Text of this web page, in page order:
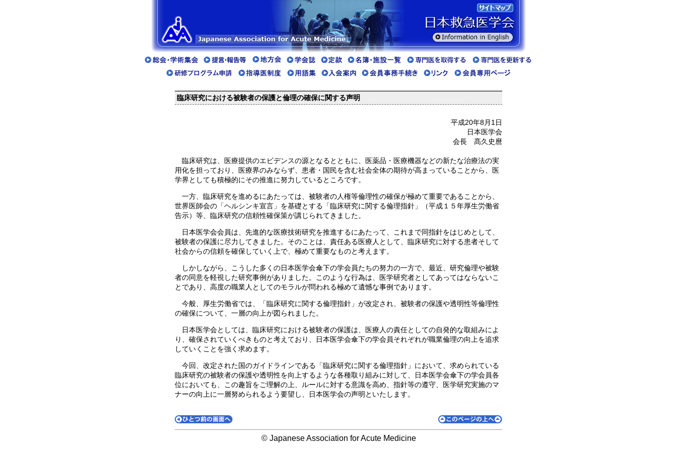
臨床研究における被験者の保護と倫理の確保に関する声明
平成20年8月1日
日本医学会
会長 髙久史麿
臨床研究は、医療提供のエビデンスの源となるとともに、医薬品・医療機器などの新たな治療法の実
用化を担っており、医療界のみならず、患者・国民を含む社会全体の期待が高まっていることから、医
学界としても積極的にその推進に努力しているところです。
一方、臨床研究を進めるにあたっては、被験者の人権等倫理性の確保が極めて重要であることから、
世界医師会の「ヘルシンキ宣言」を基礎とする「臨床研究に関する倫理指針」（平成１５年厚生労働省
告示）等、臨床研究の信頼性確保策が講じられてきました。
日本医学会会員は、先進的な医療技術研究を推進するにあたって、これまで同指針をはじめとして、
被験者の保護に尽力してきました。そのことは、責任ある医療人として、臨床研究に対する患者そして
社会からの信頼を確保していく上で、極めて重要なものと考えます。
しかしながら、こうした多くの日本医学会傘下の学会員たちの努力の一方で、最近、研究倫理や被験
者の同意を軽視した研究事例がありました。このような行為は、医学研究者としてあってはならないこ
とであり、高度の職業人としてのモラルが問われる極めて遺憾な事例であります。
今般、厚生労働省では、「臨床研究に関する倫理指針」が改定され、被験者の保護や透明性等倫理性
の確保について、一層の向上が図られました。
日本医学会としては、臨床研究における被験者の保護は、医療人の責任としての自発的な取組みによ
り、確保されていくべきものと考えており、日本医学会傘下の学会員それぞれが職業倫理の向上を追求
していくことを強く求めます。
今回、改定された国のガイドラインである「臨床研究に関する倫理指針」において、求められている
臨床研究の被験者の保護や透明性を向上するような各種取り組みに対して、日本医学会傘下の学会員各
位においても、この趣旨をご理解の上、ルールに対する意識を高め、指針等の遵守、医学研究実施のマ
ナーの向上に一層努められるよう要望し、日本医学会の声明といたします。
© Japanese Association for Acute Medicine